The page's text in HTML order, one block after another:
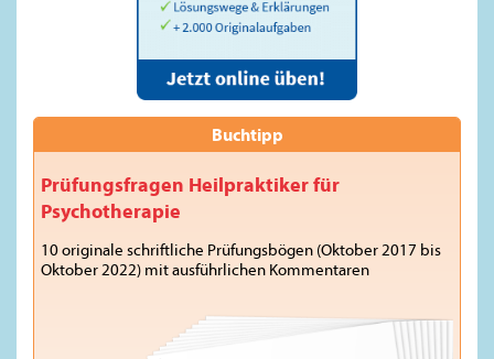
Buchtipp
Prüfungsfragen Heilpraktiker für
Psychotherapie
10 originale schriftliche Prüfungsbögen (Oktober 2017 bis
Oktober 2022) mit ausführlichen Kommentaren